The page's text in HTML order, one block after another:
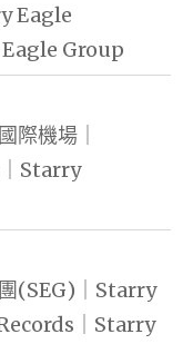
Eagle
Group
際機場｜
Starry
(SEG)｜Starry
｜Starry